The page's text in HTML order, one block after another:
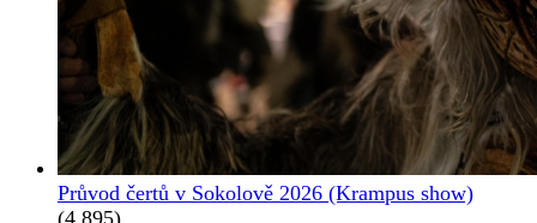
Průvod čertů v Sokolově 2026 (Krampus show)